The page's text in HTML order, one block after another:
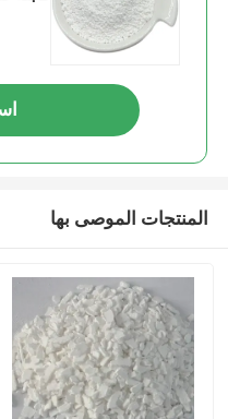
المنتجات الموصى بها